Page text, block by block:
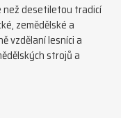
než desetiletou tradicí
zemědělské a
vzdělaní lesníci a
strojů a